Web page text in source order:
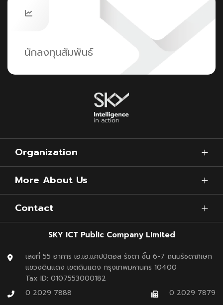
นักลงทุนสัมพันธ์
Organization
More About Us
Contact
SKY ICT Public Company Limited
เลขที่ 55 อาคาร เอ.เอ.แคปปิตอล รัชดา ชั้น 6-7 ถนนรัชดาภิเษก
แขวงดินแดง เขตดินแดง กรุงเทพมหานคร 10400
Tax ID: 0107553000182
0 2029 7888
0 2029 7879